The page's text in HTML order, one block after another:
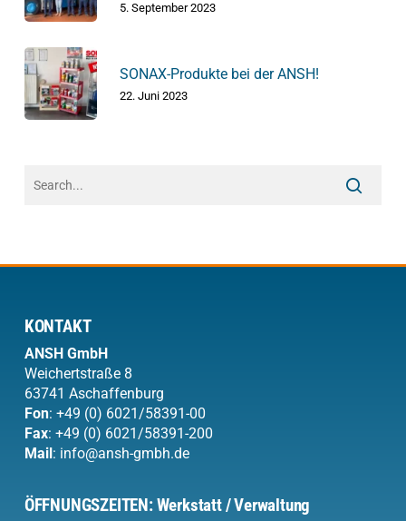
5. September 2023
SONAX-Produkte bei der ANSH!
22. Juni 2023
KONTAKT
ANSH GmbH
Weichertstraße 8
63741 Aschaffenburg
Fon: +49 (0) 6021/58391-00
Fax: +49 (0) 6021/58391-200
Mail: info@ansh-gmbh.de
ÖFFNUNGSZEITEN: Werkstatt / Verwaltung